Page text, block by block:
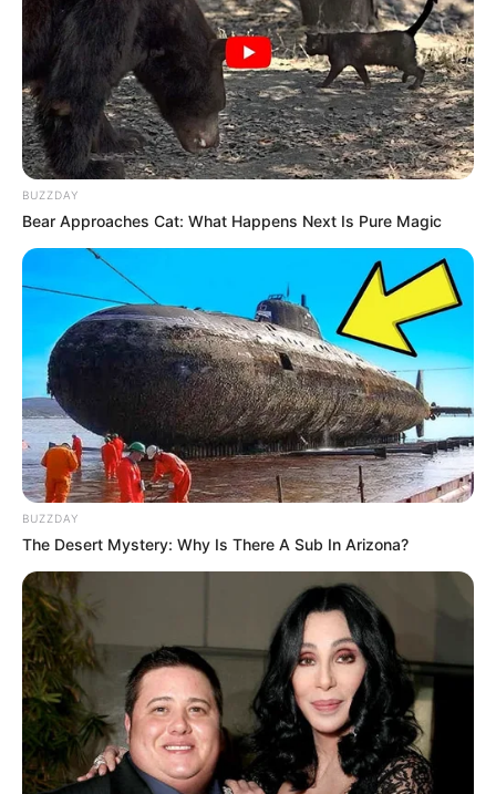
BUZZDAY
Bear Approaches Cat: What Happens Next Is Pure Magic
BUZZDAY
The Desert Mystery: Why Is There A Sub In Arizona?